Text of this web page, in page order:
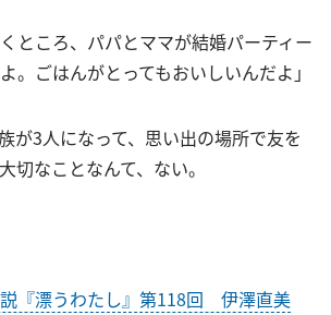
ところ、パパとママが結婚パーティー
。ごはんがとってもおいしいんだよ」
が3人になって、思い出の場所で友を
切なことなんて、ない。
『漂うわたし』第118回 伊澤直美